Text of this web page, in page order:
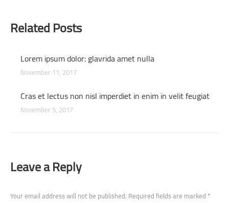
Related Posts
Lorem ipsum dolor: glavrida amet nulla
November 11, 2017
Cras et lectus non nisl imperdiet in enim in velit feugiat
November 5, 2017
Leave a Reply
Your email address will not be published. Required fields are marked *